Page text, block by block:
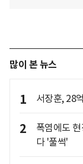
많이 본 뉴스
1 서장훈, 28
2
폭염에도
다 '풀썩'